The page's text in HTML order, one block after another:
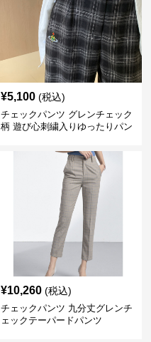
¥5,100 (税込)
チェックパンツ グレンチェック
柄 遊び心刺繍入りゆったりパン
¥10,260 (税込)
チェックパンツ 九分丈グレンチ
ェックテーパードパンツ